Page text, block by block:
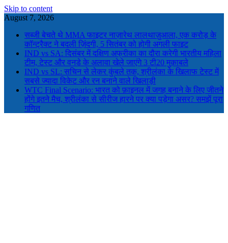
Skip to content
August 7, 2026
सब्जी बेचते थे MMA फाइटर नाज़ारेथ लालथाज़ुआला, एक करोड़ के
कॉन्ट्रैक्ट ने बदली ज़िंदगी, 5 सितंबर को होगी अगली फाइट
IND vs SA: दिसंबर में दक्षिण अफ्रीका का दौरा करेगी भारतीय महिला
टीम, टेस्ट और वनडे के अलावा खेले जाएंगे 3 टी20 मुक़ाबले
IND vs SL: सचिन से लेकर कुंबले तक, श्रीलंका के खिलाफ टेस्ट में
सबसे ज्यादा विकेट और रन बनाने वाले खिलाड़ी
WTC Final Scenario: भारत को फ़ाइनल में जगह बनाने के लिए जीतने
होंगे इतने मैच, श्रीलंका से सीरीज हारने पर क्या पड़ेगा असर? समझें पूरा
गणित